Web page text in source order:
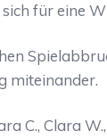
für eine
miteinander.
C., Clara